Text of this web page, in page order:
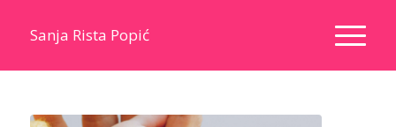
Sanja Rista Popić